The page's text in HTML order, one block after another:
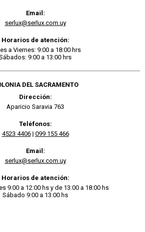
Email:
serlux@serlux.com.uy
Horarios de atención:
a Viernes: 9:00 a 18:00 hrs
9:00 a 13:00 hrs
DEL SACRAMENTO
Dirección:
Aparicio Saravia 763
Teléfonos:
4523 4406| 099 155 466
Email:
serlux@serlux.com.uy
Horarios de atención:
9:00 a 12:00 hs y de 13:00 a 18:00 hs
Sábado 9:00 a 13:00 hs